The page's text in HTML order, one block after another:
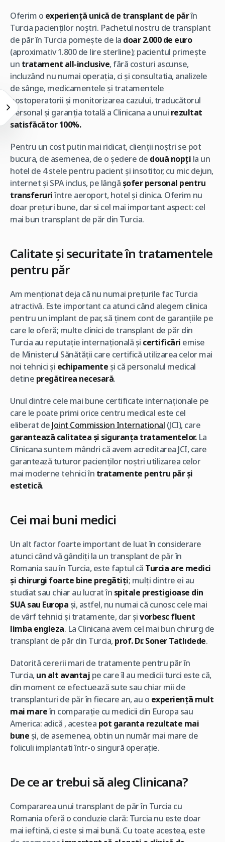
Oferim o experiență unică de transplant de părîn
Turcia pacienților noștri. Pachetul nostru de transplant
de păr în Turcia pornește de la doar 2.000 de euro
(aproximativ 1.800 de lire sterline); pacientul primește
un tratament all-inclusive, fără costuri ascunse,
incluzând nu numai operația, ci și consultatia, analizele
de sânge, medicamentele și tratamentele
postoperatorii și monitorizarea cazului, traducătorul
personal și garanția totală a Clinicana a unui rezultat
satisfăcător 100%.
Pentru un cost putin mai ridicat, clienții noștri se pot
bucura, de asemenea, de o ședere de două nopți la un
hotel de 4 stele pentru pacient și insotitor, cu mic dejun,
internet și SPA inclus, pe lângă șofer personal pentru
transferuriîntre aeroport, hotel și clinica. Oferim nu
doar prețuri bune, dar si cel mai important aspect: cel
mai bun transplant de păr din Turcia.
Calitate și securitate în tratamentele
pentru păr
Am menționat deja că nu numai prețurile fac Turcia
atractivă. Este important ca atunci când alegem clinica
pentru un implant de par, să ținem cont de garanțiile pe
care le oferă; multe clinici de transplant de păr din
Turcia au reputație internațională și certificări emise
de Ministerul Sănătății care certifică utilizarea celor mai
noi tehnici și echipamente și că personalul medical
detine pregătirea necesară.
Unul dintre cele mai bune certificate internaționale pe
care le poate primi orice centru medical este cel
eliberat de Joint Commission International (JCI), care
garantează calitatea și siguranța tratamentelor.La
Clinicana suntem mândri că avem acreditarea JCI, care
garantează tuturor pacienților noștri utilizarea celor
mai moderne tehnici în tratamente pentru păr și
estetică.
Cei mai buni medici
Un alt factor foarte important de luat în considerare
atunci când vă gândiți la un transplant de păr în
Romania sau în Turcia, este faptul că Turcia are medici
și chirurgi foarte bine pregătiți; mulți dintre ei au
studiat sau chiar au lucrat în spitale prestigioase din
SUA sau Europa și, astfel, nu numai că cunosc cele mai
de vârf tehnici și tratamente, dar șivorbesc fluent
limba engleza. La Clinicana avem cel mai bun chirurg de
transplant de păr din Turcia, prof. Dr. Soner Tatlıdede.
Datorită cererii mari de tratamente pentru păr în
Turcia, un alt avantaj pe care îl au medicii turci este că,
din moment ce efectuează sute sau chiar mii de
transplanturi de păr în fiecare an, au o experiență mult
mai mareîn comparație cu medicii din Europa sau
America: adică , acestea pot garanta rezultate mai
bune și, de asemenea, obtin un număr mai mare de
foliculi implantati într-o singură operație.
De ce ar trebui să aleg Clinicana?
Compararea unui transplant de păr în Turcia cu
Romania oferă o concluzie clară: Turcia nu este doar
mai ieftină, ci este si mai bună. Cu toate acestea, este